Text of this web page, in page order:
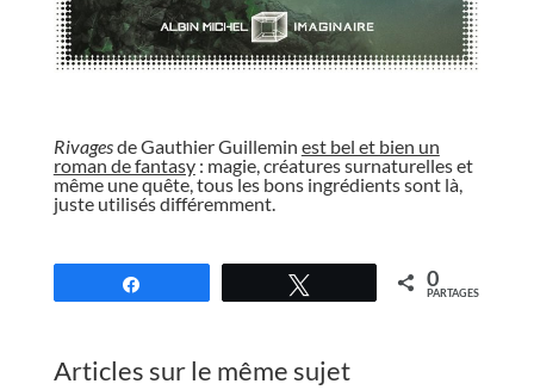
Rivagesde Gauthier Guillemin est bel et bien un
roman de fantasy: magie, créatures surnaturelles et
même une quête, tous les bons ingrédients sont là,
juste utilisés différemment.
0
PARTAGES
Articles sur le même sujet